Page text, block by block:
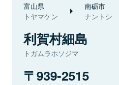
富山県
トヤマケン
南砺市
ナントシ
利賀村細島
トガムラホソジマ
939-2515